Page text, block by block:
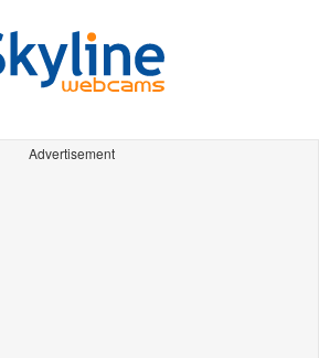
Advertisement